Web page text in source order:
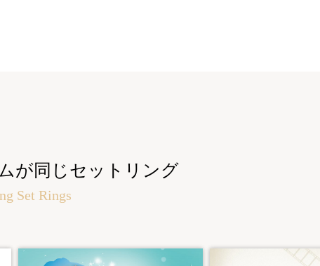
が同じセットリング
Set Rings